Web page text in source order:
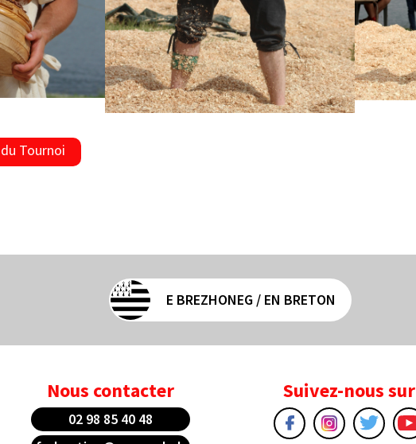
Tournoi
E BREZHONEG / EN BRETON
Nous contacter
02 98 85 40 48
Suivez-nous sur